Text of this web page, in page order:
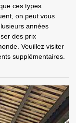
ces types
on peut vous
années
des prix
Veuillez visiter
supplémentaires.